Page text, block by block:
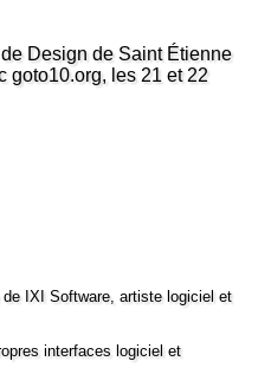
Design de Saint Étienne
goto10.org, les 21 et 22
IXI Software, artiste logiciel et
interfaces logiciel et